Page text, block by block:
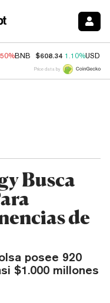
BNB $608.34 1.10%USDC
Price data by
Busca
de
posee 920
$1.000 millones